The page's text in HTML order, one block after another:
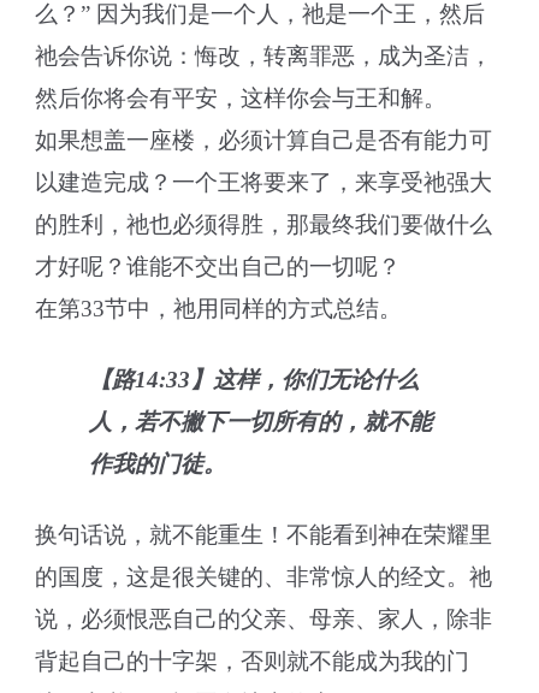
么？” 因为我们是一个人，祂是一个王，然后
祂会告诉你说：悔改，转离罪恶，成为圣洁，
然后你将会有平安，这样你会与王和解。
如果想盖一座楼，必须计算自己是否有能力可
以建造完成？一个王将要来了，来享受祂强大
的胜利，祂也必须得胜，那最终我们要做什么
才好呢？谁能不交出自己的一切呢？
在第33节中，祂用同样的方式总结。
【路14:33】这样，你们无论什么
人，若不撇下一切所有的，就不能
作我的门徒。
换句话说，就不能重生！不能看到神在荣耀里
的国度，这是很关键的、非常惊人的经文。祂
说，必须恨恶自己的父亲、母亲、家人，除非
背起自己的十字架，否则就不能成为我的门